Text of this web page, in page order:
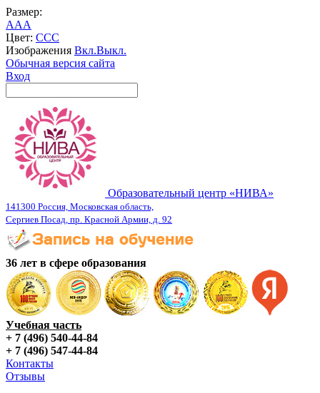
Размер:
AAA
Цвет: CCC
Изображения Вкл.Выкл.
Обычная версия сайта
Вход
Образовательный центр «НИВА»
141300 Россия, Московская область,
Сергиев Посад, пр. Красной Армии, д. 92
36 лет в сфере образования
Учебная часть
+ 7 (496) 540-44-84
+ 7 (496) 547-44-84
Контакты
Отзывы